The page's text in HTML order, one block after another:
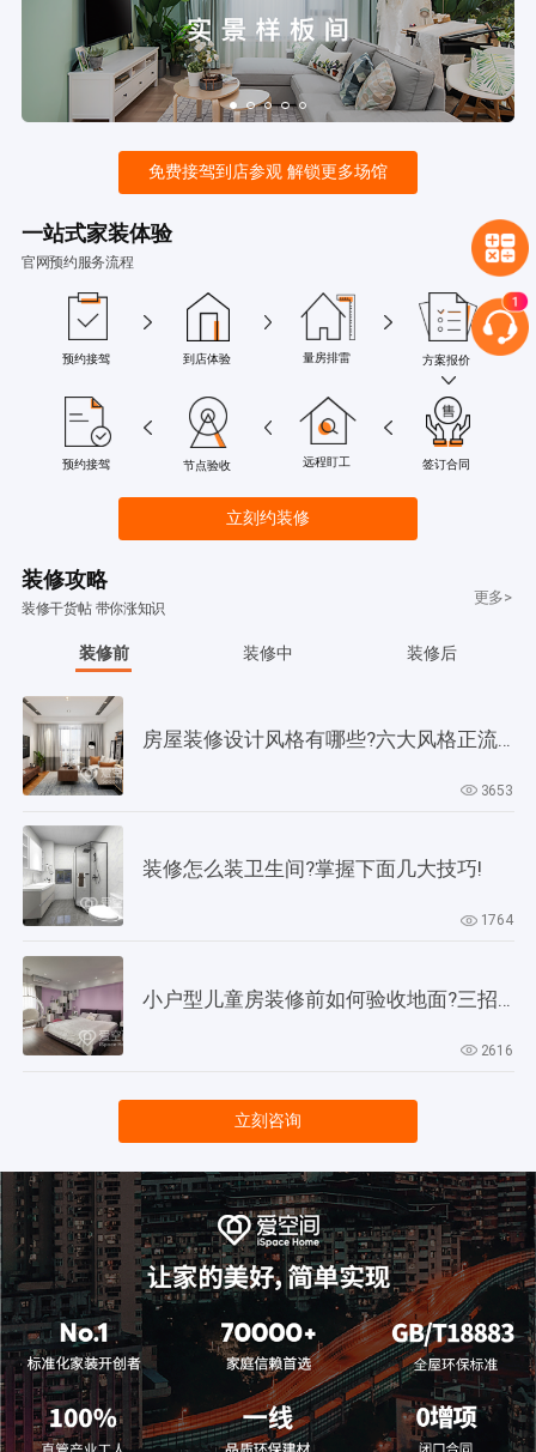
免费接驾到店参观 解锁更多场馆
一站式家装体验
官网预约服务流程
预约接驾 到店体验 量房排雷 方案报价
预约接驾 节点验收 远程盯工 签订合同
立刻约装修
装修攻略
装修干货帖 带你涨知识
更多>
装修前 装修中 装修后
房屋装修设计风格有哪些?六大风格正流行!
3653
装修怎么装卫生间?掌握下面几大技巧!
1764
2616
立刻咨询